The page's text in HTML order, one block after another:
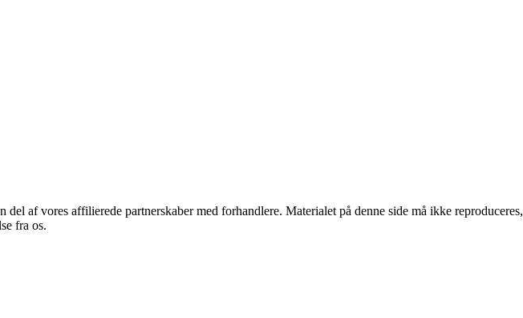
af vores affilierede partnerskaber med forhandlere. Materialet på denne side må ikke reproduceres,
fra os.